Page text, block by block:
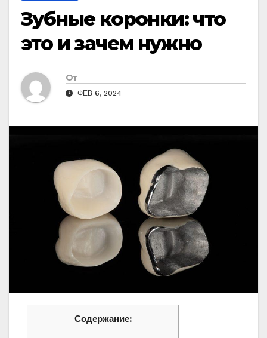
Зубные коронки: что
это и зачем нужно
От
ФЕВ 6, 2024
Содержание: